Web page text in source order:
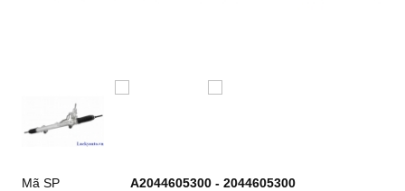
Mã SP
A2044605300 - 2044605300